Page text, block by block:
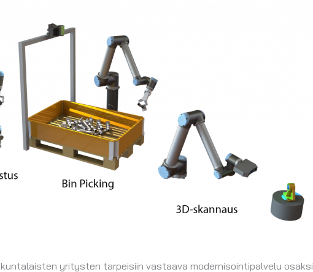
yritysten tarpeisiin vastaava modernisointipalvelu osaksi